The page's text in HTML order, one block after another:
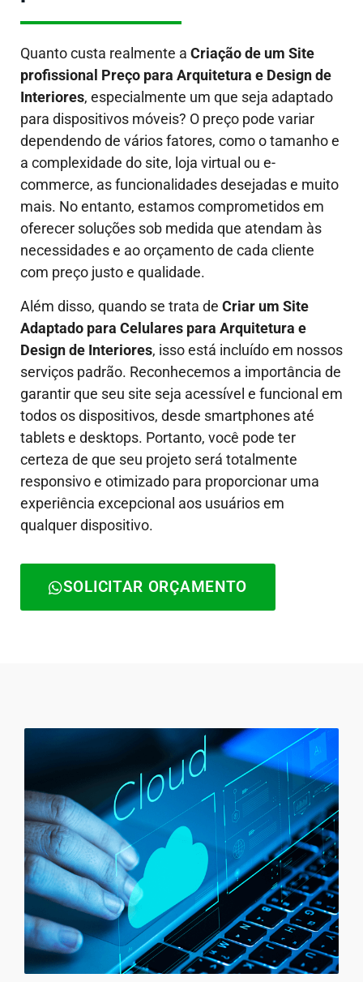
Quanto custa realmente a Criação de um Site
profissional Preço para Arquitetura e Design de
Interiores, especialmente um que seja adaptado
para dispositivos móveis? O preço pode variar
dependendo de vários fatores, como o tamanho e
a complexidade do site, loja virtual ou e-
commerce, as funcionalidades desejadas e muito
mais. No entanto, estamos comprometidos em
oferecer soluções sob medida que atendam às
necessidades e ao orçamento de cada cliente
com preço justo e qualidade.
Além disso, quando se trata de Criar um Site
Adaptado para Celulares para Arquitetura e
Design de Interiores, isso está incluído em nossos
serviços padrão. Reconhecemos a importância de
garantir que seu site seja acessível e funcional em
todos os dispositivos, desde smartphones até
tablets e desktops. Portanto, você pode ter
certeza de que seu projeto será totalmente
responsivo e otimizado para proporcionar uma
experiência excepcional aos usuários em
qualquer dispositivo.
SOLICITAR ORÇAMENTO